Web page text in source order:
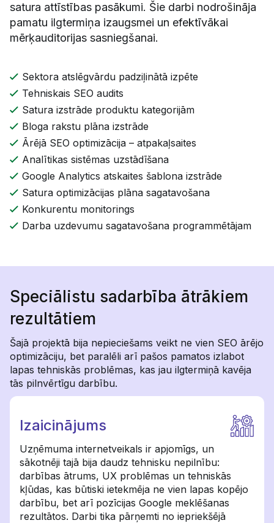
satura attīstības pasākumi. Šie darbi nodrošināja
pamatu ilgtermiņa izaugsmei un efektīvākai
mērķauditorijas sasniegšanai.
Sektora atslēgvārdu padziļinātā izpēte
Tehniskais SEO audits
Satura izstrāde produktu kategorijām
Bloga rakstu plāna izstrāde
Ārējā SEO optimizācija – atpakaļsaites
Analītikas sistēmas uzstādīšana
Google Analytics atskaites šablona izstrāde
Satura optimizācijas plāna sagatavošana
Konkurentu monitorings
Darba uzdevumu sagatavošana programmētājam
Speciālistu sadarbība ātrākiem
rezultātiem
Šajā projektā bija nepieciešams veikt ne vien SEO ārējo
optimizāciju, bet paralēli arī pašos pamatos izlabot
lapas tehniskās problēmas, kas jau ilgtermiņā kavēja
tās pilnvērtīgu darbību.
Izaicinājums
Uzņēmuma internetveikals ir apjomīgs, un
sākotnēji tajā bija daudz tehnisku nepilnību:
darbības ātrums, UX problēmas un tehniskās
kļūdas, kas būtiski ietekmēja ne vien lapas kopējo
darbību, bet arī pozīcijas Google meklēšanas
rezultātos. Darbi tika pārņemti no iepriekšējā